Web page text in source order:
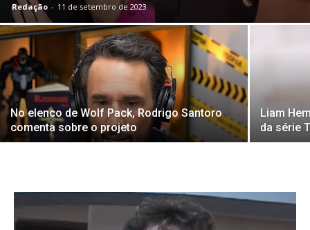
Redação - 11 de setembro de 2023
No elenco de Wolf Pack, Rodrigo Santoro
comenta sobre o projeto
Liam
da série